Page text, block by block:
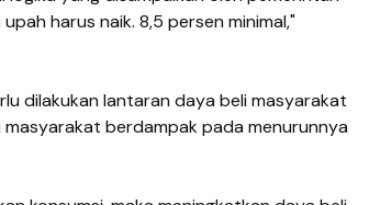
harus naik. 8,5 persen minimal,"
dilakukan lantaran daya beli masyarakat
berdampak pada menurunnya